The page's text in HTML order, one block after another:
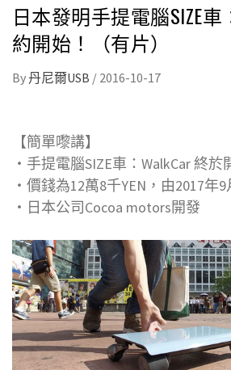
日本發明手提電腦SIZE車
約開始！（有片）
By丹尼爾USB / 2016-10-17
【簡單嚟講】
・手提電腦SIZE車：WalkCar 終於
・價錢為12萬8千YEN，由2017年
・日本公司Cocoa motors開發